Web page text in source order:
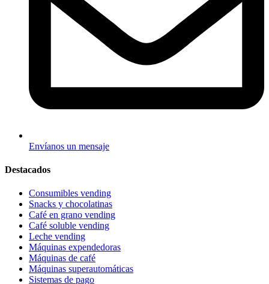
Envíanos un mensaje
Destacados
Consumibles vending
Snacks y chocolatinas
Café en grano vending
Café soluble vending
Leche vending
Máquinas expendedoras
Máquinas de café
Máquinas superautomáticas
Sistemas de pago